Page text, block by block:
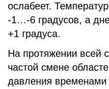
ослабеет.
-1…-6 градусов, а
+1 градуса.
На протяжении всей
частой смене
давления временами